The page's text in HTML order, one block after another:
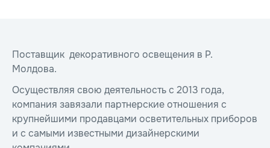
Поставщик декоративного освещения в Р.
Молдова.
Осуществляя свою деятельность с 2013 года,
компания завязали партнерские отношения с
крупнейшими продавцами осветительных приборов
и с самыми известными дизайнерскими